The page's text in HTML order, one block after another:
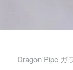
Dragon Pipe ガ